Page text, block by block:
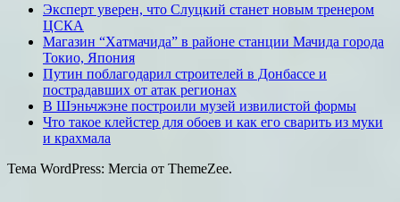
Эксперт уверен, что Слуцкий станет новым тренером
ЦСКА
Магазин “Хатмачида” в районе станции Мачида города
Токио, Япония
Путин поблагодарил строителей в Донбассе и
пострадавших от атак регионах
В Шэньчжэне построили музей извилистой формы
Что такое клейстер для обоев и как его сварить из муки
и крахмала
Тема WordPress: Mercia от ThemeZee.